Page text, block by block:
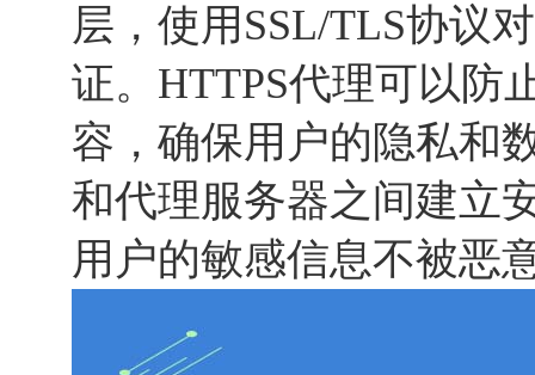
层，使用SSL/TLS协议
证。HTTPS代理可以防
容，确保用户的隐私和
和代理服务器之间建立
用户的敏感信息不被恶